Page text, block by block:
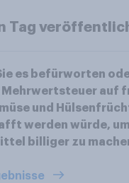
Tag
es befürworten
Mehrwertsteuer auf
und
werden würde,
billiger zu